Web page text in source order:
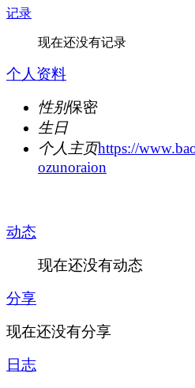
记录
现在还没有记录
个人资料
性别保密
生日
个人主页https://
ozunoraion
动态
现在还没有动态
分享
现在还没有分享
日志